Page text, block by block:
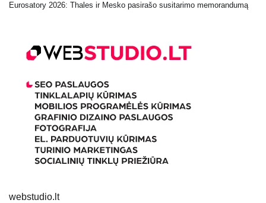
Eurosatory 2026: Thales ir Mesko pasirašo susitarimo memorandumą
webstudio.lt